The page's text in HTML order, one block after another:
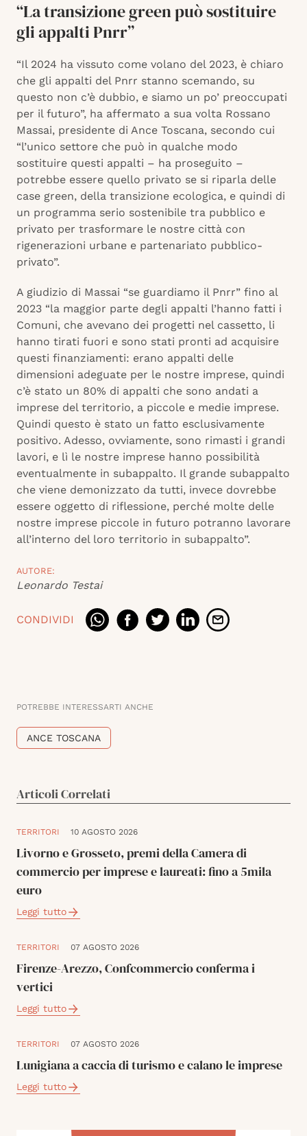
“La transizione green può sostituire
gli appalti Pnrr”
“Il 2024 ha vissuto come volano del 2023, è chiaro
che gli appalti del Pnrr stanno scemando, su
questo non c’è dubbio, e siamo un po’ preoccupati
per il futuro”, ha affermato a sua volta Rossano
Massai, presidente di Ance Toscana, secondo cui
“l’unico settore che può in qualche modo
sostituire questi appalti – ha proseguito –
potrebbe essere quello privato se si riparla delle
case green, della transizione ecologica, e quindi di
un programma serio sostenibile tra pubblico e
privato per trasformare le nostre città con
rigenerazioni urbane e partenariato pubblico-
privato”.
A giudizio di Massai “se guardiamo il Pnrr” fino al
2023 “la maggior parte degli appalti l’hanno fatti i
Comuni, che avevano dei progetti nel cassetto, li
hanno tirati fuori e sono stati pronti ad acquisire
questi finanziamenti: erano appalti delle
dimensioni adeguate per le nostre imprese, quindi
c’è stato un 80% di appalti che sono andati a
imprese del territorio, a piccole e medie imprese.
Quindi questo è stato un fatto esclusivamente
positivo. Adesso, ovviamente, sono rimasti i grandi
lavori, e lì le nostre imprese hanno possibilità
eventualmente in subappalto. Il grande subappalto
che viene demonizzato da tutti, invece dovrebbe
essere oggetto di riflessione, perché molte delle
nostre imprese piccole in futuro potranno lavorare
all’interno del loro territorio in subappalto”.
AUTORE:
Leonardo Testai
CONDIVIDI
POTREBBE INTERESSARTI ANCHE
ANCE TOSCANA
Articoli Correlati
TERRITORI 10 AGOSTO 2026
Livorno e Grosseto, premi della Camera di
commercio per imprese e laureati: fino a 5mila
euro
Leggi tutto
TERRITORI 07 AGOSTO 2026
Firenze-Arezzo, Confcommercio conferma i
vertici
Leggi tutto
TERRITORI 07 AGOSTO 2026
Lunigiana a caccia di turismo e calano le imprese
Leggi tutto